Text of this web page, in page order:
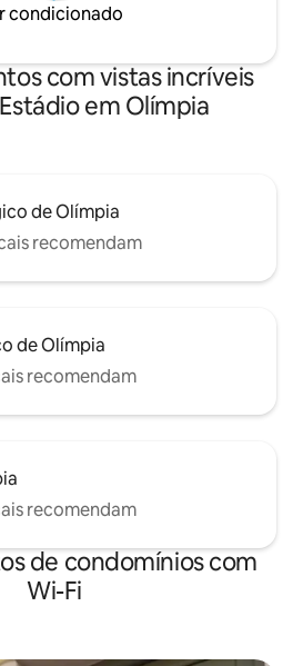
condicionado
com vistas incríveis
em Olímpia
de Olímpia
recomendam
de Olímpia
recomendam
recomendam
de condomínios com
Wi-Fi